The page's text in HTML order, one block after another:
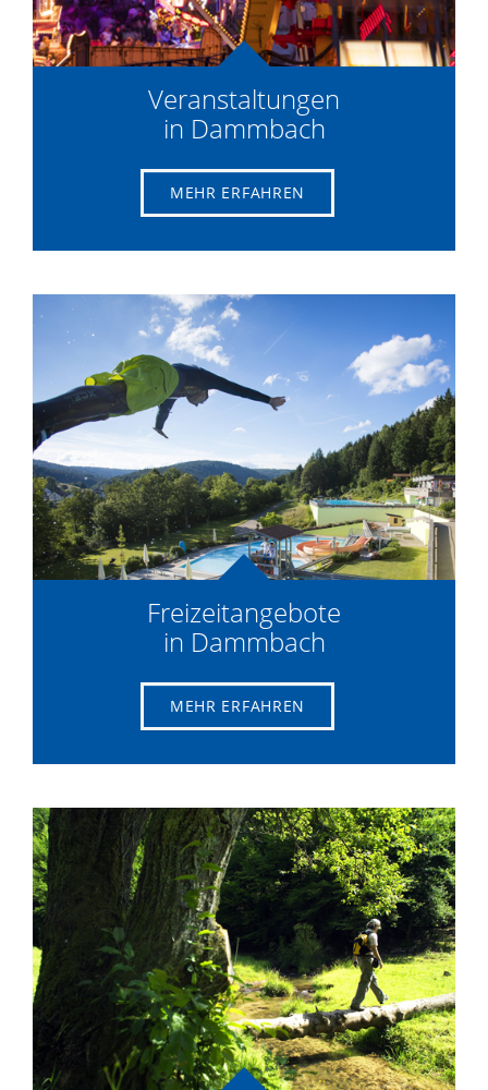
Veranstaltungen
in Dammbach
MEHR ERFAHREN
Freizeitangebote
in Dammbach
MEHR ERFAHREN